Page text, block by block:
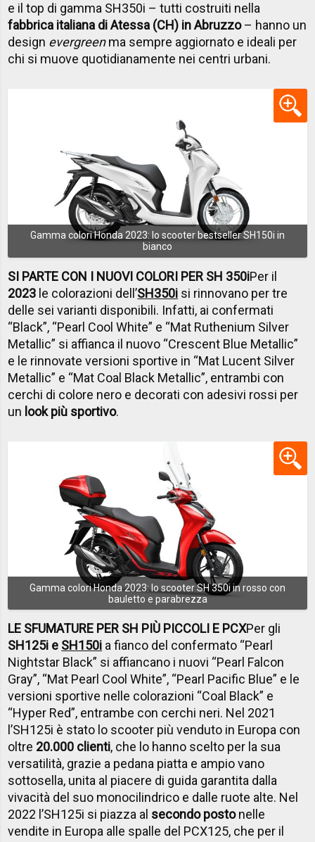
e il top di gamma SH350i – tutti costruiti nella
fabbrica italiana di Atessa (CH) in Abruzzo– hanno un
design evergreenma sempre aggiornato e ideali per
chi si muove quotidianamente nei centri urbani.
Gamma colori Honda 2023: lo scooter bestseller SH150i in
bianco
SI PARTE CON I NUOVI COLORI PER SH 350iPer il
2023 le colorazioni dell’SH350i si rinnovano per tre
delle sei varianti disponibili. Infatti, ai confermati
“Black”, “Pearl Cool White” e “Mat Ruthenium Silver
Metallic” si affianca il nuovo “Crescent Blue Metallic”
e le rinnovate versioni sportive in “Mat Lucent Silver
Metallic” e “Mat Coal Black Metallic”, entrambi con
cerchi di colore nero e decorati con adesivi rossi per
un look più sportivo.
Gamma colori Honda 2023: lo scooter SH 350i in rosso con
bauletto e parabrezza
LE SFUMATURE PER SH PIÙ PICCOLI E PCXPer gli
SH125i e SH150i a fianco del confermato “Pearl
Nightstar Black” si affiancano i nuovi “Pearl Falcon
Gray”, “Mat Pearl Cool White”, “Pearl Pacific Blue” e le
versioni sportive nelle colorazioni “Coal Black” e
“Hyper Red”, entrambe con cerchi neri. Nel 2021
l’SH125i è stato lo scooter più venduto in Europa con
oltre 20.000 clienti, che lo hanno scelto per la sua
versatilità, grazie a pedana piatta e ampio vano
sottosella, unita al piacere di guida garantita dalla
vivacità del suo monocilindrico e dalle ruote alte. Nel
2022 l’SH125i si piazza al secondo postonelle
vendite in Europa alle spalle del PCX125, che per il